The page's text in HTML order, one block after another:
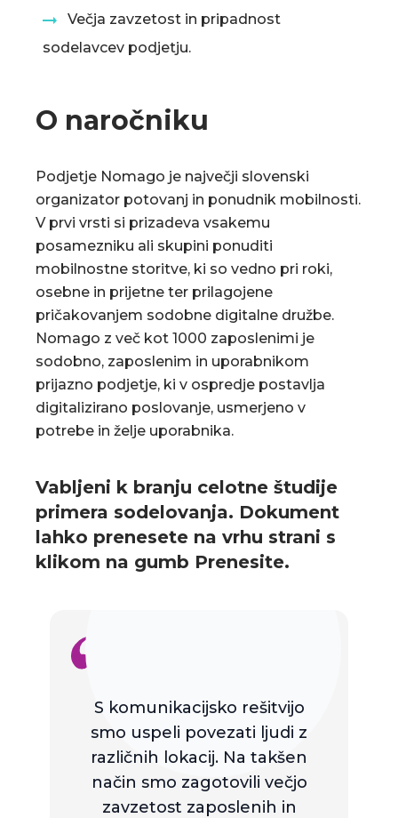
Večja zavzetost in pripadnost
sodelavcev podjetju.
O naročniku
Podjetje Nomago je največji slovenski
organizator potovanj in ponudnik mobilnosti.
V prvi vrsti si prizadeva vsakemu
posamezniku ali skupini ponuditi
mobilnostne storitve, ki so vedno pri roki,
osebne in prijetne ter prilagojene
pričakovanjem sodobne digitalne družbe.
Nomago z več kot 1000 zaposlenimi je
sodobno, zaposlenim in uporabnikom
prijazno podjetje, ki v ospredje postavlja
digitalizirano poslovanje, usmerjeno v
potrebe in želje uporabnika.
Vabljeni k branju celotne študije
primera sodelovanja. Dokument
lahko prenesete na vrhu strani s
klikom na gumb Prenesite.
S komunikacijsko rešitvijo
smo uspeli povezati ljudi z
različnih lokacij. Na takšen
način smo zagotovili večjo
zavzetost zaposlenih in